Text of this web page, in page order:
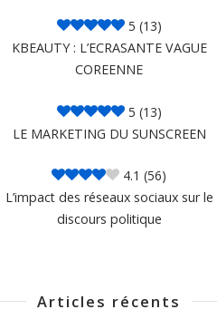
5 (13)
KBEAUTY : L’ECRASANTE VAGUE
COREENNE
5 (13)
LE MARKETING DU SUNSCREEN
4.1 (56)
L’impact des réseaux sociaux sur le
discours politique
Articles récents